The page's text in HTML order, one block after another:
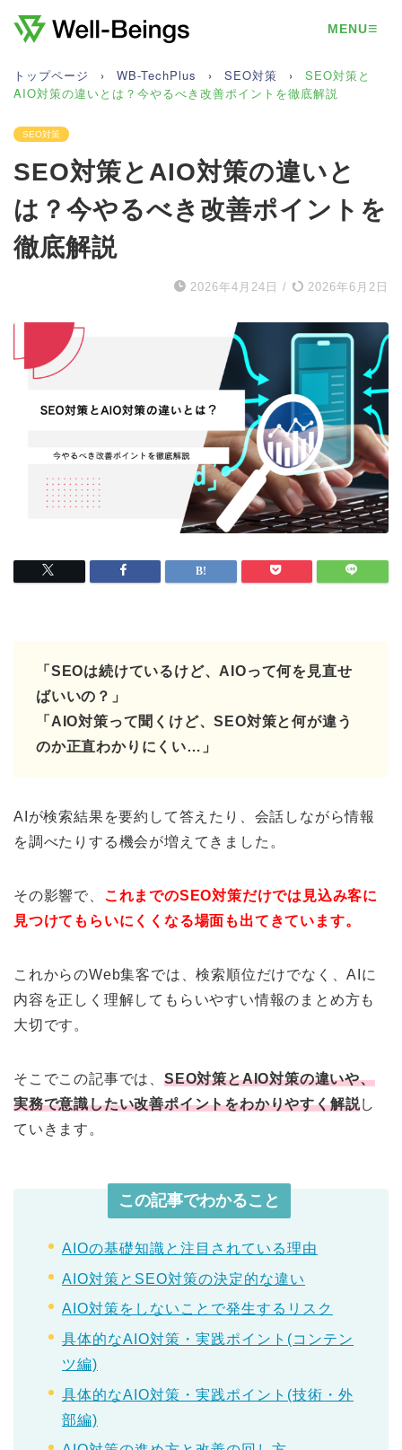
MENU≡
トップページ › WB-TechPlus › SEO対策 ›
SEO対策と
AIO対策の違いとは？今やるべき改善ポイントを徹底解説
SEO対策
SEO対策とAIO対策の違いと
は？今やるべき改善ポイントを
徹底解説
2026年4月24日 / 2026年6月2日
「SEOは続けているけど、AIOって何を見直せ
ばいいの？」
「AIO対策って聞くけど、SEO対策と何が違う
のか正直わかりにくい…」
AIが検索結果を要約して答えたり、会話しながら情報
を調べたりする機会が増えてきました。
その影響で、 これまでのSEO対策だけでは見込み客に
見つけてもらいにくくなる場面も出てきています。
これからのWeb集客では、検索順位だけでなく、AIに
内容を正しく理解してもらいやすい情報のまとめ方も
大切です。
そこでこの記事では、 SEO対策とAIO対策の違いや、
実務で意識したい改善ポイントをわかりやすく解説し
ていきます。
この記事でわかること
AIOの基礎知識と注目されている理由
AIO対策とSEO対策の決定的な違い
AIO対策をしないことで発生するリスク
具体的なAIO対策・実践ポイント(コンテン
ツ編)
具体的なAIO対策・実践ポイント(技術・外
部編)